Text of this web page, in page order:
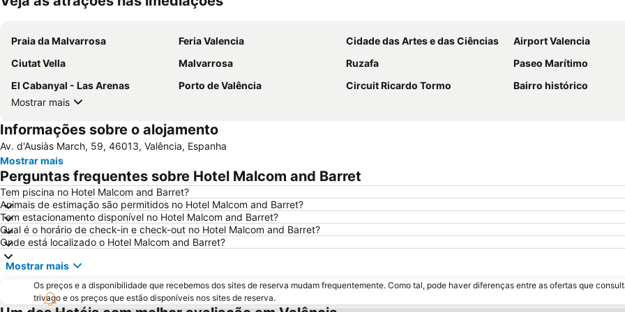
Praia da Malvarrosa Feria Valencia Cidade das Artes e das Ciências
Airport Valencia
Ciutat Vella
Malvarrosa Ruzafa
Paseo Marítimo
El Cabanyal - Las Arenas
Porto de Valência Circuit Ricardo Tormo
Bairro histórico
Mostrar mais
Informações sobre o alojamento
Av. d'Ausiàs March, 59, 46013, Valência, Espanha
Mostrar mais
Perguntas frequentes sobre Hotel Malcom and Barret
Tem piscina no Hotel Malcom and Barret?
Animais de estimação são permitidos no Hotel Malcom and Barret?
Tem estacionamento disponível no Hotel Malcom and Barret?
Qual é o horário de check-in e check-out no Hotel Malcom and Barret?
Onde está localizado o Hotel Malcom and Barret?
Mostrar mais
Os preços e a disponibilidade que recebemos dos sites de reserva mudam frequentemente. Como tal, pode haver diferenças entre as ofertas que
trivago e os preços que estão disponíveis nos sites de reserva.